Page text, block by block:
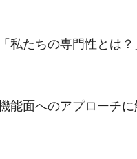
私たちの専門性とは
能面へのアプローチ